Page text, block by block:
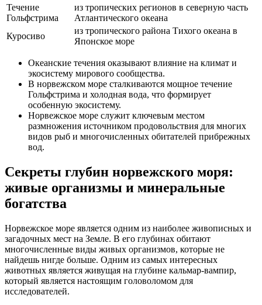
Течение
Гольфстрима
из тропических регионов в северную часть
Атлантического океана
Куросиво
из тропического района Тихого океана в
Японское море
Океанские течения оказывают влияние на климат и
экосистему мирового сообщества.
В норвежском море сталкиваются мощное течение
Гольфстрима и холодная вода, что формирует
особенную экосистему.
Норвежское море служит ключевым местом
размножения источником продовольствия для многих
видов рыб и многочисленных обитателей прибрежных
вод.
Секреты глубин норвежского моря:
живые организмы и минеральные
богатства
Норвежское море является одним из наиболее живописных и
загадочных мест на Земле. В его глубинах обитают
многочисленные виды живых организмов, которые не
найдешь нигде больше. Одним из самых интересных
животных является живущая на глубине кальмар-вампир,
который является настоящим головоломом для
исследователей.